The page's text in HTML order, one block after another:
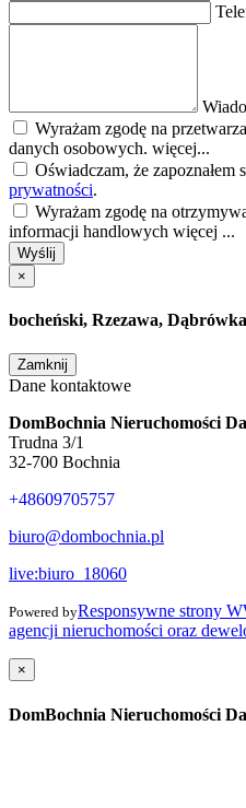
Wyrażam zgodę na
danych osobowych. więcej...
Oświadczam, że zapoznałem
prywatności.
Wyrażam zgodę na
informacji handlowych więcej ...
Wyślij
×
bocheński, Rzezawa, Dąbrówka
Zamknij
Dane kontaktowe
DomBochnia Nieruchomości
Trudna 3/1
32-700 Bochnia
+48609705757
biuro@dombochnia.pl
live:biuro_18060
Powered byResponsywne strony
agencji nieruchomości oraz
×
DomBochnia Nieruchomości